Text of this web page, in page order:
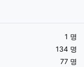
1 명
134 명
77 명